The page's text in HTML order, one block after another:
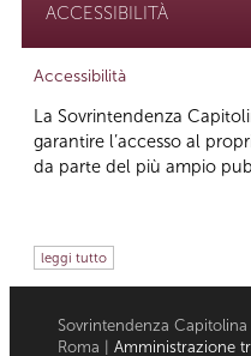
ACCESSIBILITÀ
Accessibilità
La Sovrintendenza
garantire l’accesso al
da parte del più ampio
leggi tutto
Sovrintendenza
Roma | Amministrazione